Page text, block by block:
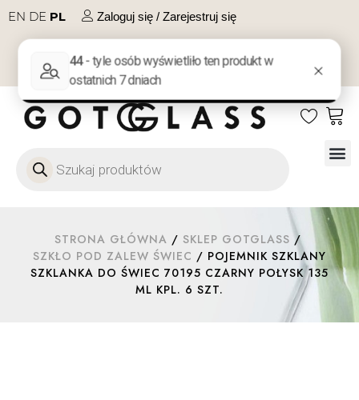
EN DE PL Zaloguj się / Zarejestruj się
NA PREZENT KONTAKT
STRONA GŁÓWNA / SKLEP GOTGLASS /
SZKŁO POD ZALEW ŚWIEC / POJEMNIK SZKLANY
SZKLANKA DO ŚWIEC 70195 CZARNY POŁYSK 135
ML KPL. 6 SZT.